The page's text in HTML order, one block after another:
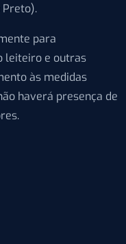
Preto).
para
leiteiro e outras
às medidas
haverá presença de